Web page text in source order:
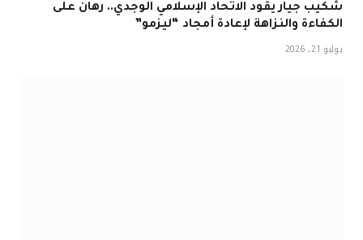
شكيب جيار يقود الاتحاد الإسلامي الوجدي.. رهان على
الكفاءة والنزاهة لإعادة أمجاد “ليزمو”
يوليو 21, 2026